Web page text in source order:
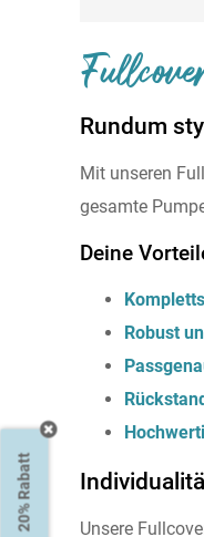
Rundum
Mit unseren
gesamte
Deine
Robust
Unsere
20% Rabatt